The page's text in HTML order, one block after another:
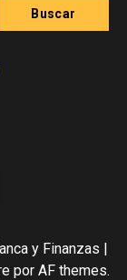
Buscar
y Finanzas |
por AF themes.